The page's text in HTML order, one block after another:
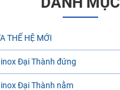
THẾ HỆ MỚI
Đại Thành đứng
Đại Thành nằm